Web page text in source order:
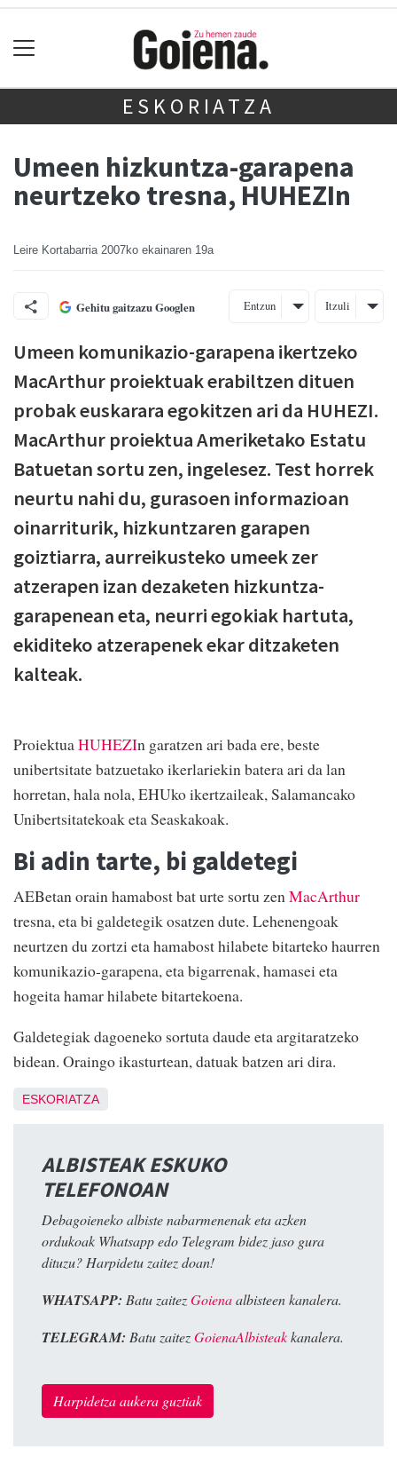
ESKORIATZA
Umeen hizkuntza-garapena
neurtzeko tresna, HUHEZIn
Leire Kortabarria 2007ko ekainaren 19a
Gehitu gaitzazu Googlen Entzun Itzuli
Umeen komunikazio-garapena ikertzeko
MacArthur proiektuak erabiltzen dituen
probak euskarara egokitzen ari da HUHEZI.
MacArthur proiektua Ameriketako Estatu
Batuetan sortu zen, ingelesez. Test horrek
neurtu nahi du, gurasoen informazioan
oinarriturik, hizkuntzaren garapen
goiztiarra, aurreikusteko umeek zer
atzerapen izan dezaketen hizkuntza-
garapenean eta, neurri egokiak hartuta,
ekiditeko atzerapenek ekar ditzaketen
kalteak.
ProiektuaHUHEZIn garatzen ari bada ere, beste
unibertsitate batzuetako ikerlariekin batera ari da lan
horretan, hala nola, EHUko ikertzaileak, Salamancako
Unibertsitatekoak eta Seaskakoak.
Bi adin tarte, bi galdetegi
AEBetan orain hamabost bat urte sortu zenMacArthur
tresna, eta bi galdetegik osatzen dute. Lehenengoak
neurtzen du zortzi eta hamabost hilabete bitarteko haurren
komunikazio-garapena, eta bigarrenak, hamasei eta
hogeita hamar hilabete bitartekoena.
Galdetegiak dagoeneko sortuta daude eta argitaratzeko
bidean. Oraingo ikasturtean, datuak batzen ari dira.
ESKORIATZA
ALBISTEAK ESKUKO
TELEFONOAN
Debagoieneko albiste nabarmenenak eta azken
ordukoak Whatsapp edo Telegram bidez jaso gura
dituzu? Harpidetu zaitez doan!
WHATSAPP: Batu zaitezGoienaalbisteen kanalera.
TELEGRAM: Batu zaitezGoienaAlbisteakkanalera.
Harpidetza aukera guztiak